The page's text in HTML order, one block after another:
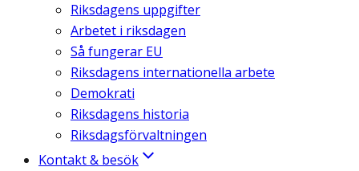
Riksdagens uppgifter
Arbetet i riksdagen
Så fungerar EU
Riksdagens internationella arbete
Demokrati
Riksdagens historia
Riksdagsförvaltningen
Kontakt & besök